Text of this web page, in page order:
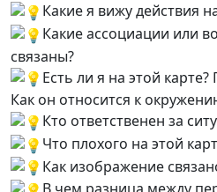
Какие я вижу действия
Какие ассоциации или
связаны?
Есть ли я на этой карте?
Как он относится к
Кто ответственен за
Что плохого на этой
Как изображение